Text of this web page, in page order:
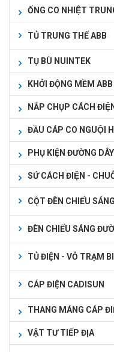
ỐNG CO NHIỆT
TỦ TRUNG THẾ ABB
TỤ BÙ NUINTEK
KHỞI ĐỘNG MỀM ABB
NẮP CHỤP CÁCH ĐIỆN
ĐẦU CÁP CO NGUỘI
PHỤ KIỆN ĐƯỜNG DÂY
SỨ CÁCH ĐIỆN -
CỘT ĐÈN CHIẾU SÁNG
ĐÈN CHIẾU SÁNG
TỦ ĐIỆN - VỎ TRẠM
CÁP ĐIỆN CADISUN
THANG MÁNG CÁP
VẬT TƯ TIẾP ĐỊA